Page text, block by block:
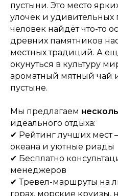
пустыни. Это место
улочек и
человек найдёт что-то
древних памятников
местных традиций. А
окунуться в культуру
ароматный мятный чай
пустыне.
Мы предлагаем
идеального отдыха:
✔ Рейтинг лучших мест
океана и уютные риады
✔ Бесплатно
менеджеров
✔ Тревел-маршруты на
горах, морские круизы,